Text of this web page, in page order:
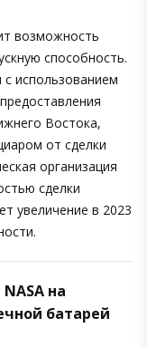
возможность
способность.
с использованием
Востока,
от сделки
организация
сделки
увеличение в 2023
на
батарей